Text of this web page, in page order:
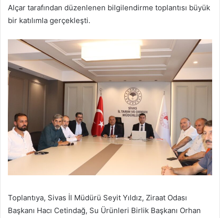
Alçar tarafından düzenlenen bilgilendirme toplantısı büyük
bir katılımla gerçekleşti.
Toplantıya, Sivas İl Müdürü Seyit Yıldız, Ziraat Odası
Başkanı Hacı Cetindağ, Su Ürünleri Birlik Başkanı Orhan